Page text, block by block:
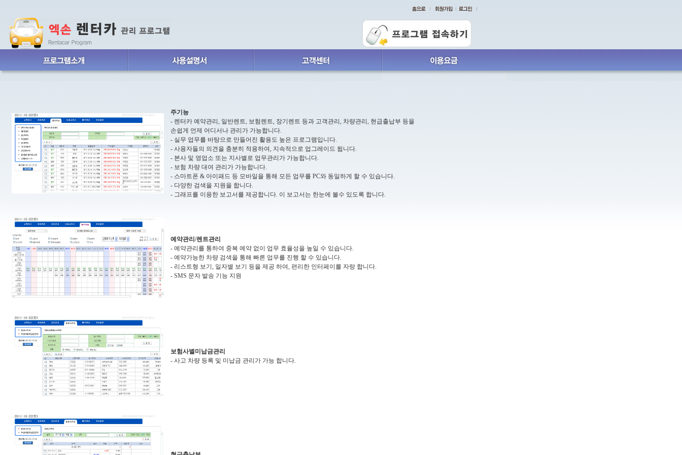
주기능
- 렌터카 예약관리, 일반렌트, 보험렌트, 장기렌트 등과 고객관리, 차량관리, 현급출납부 등을
손쉽게 언제 어디서나 관리가 가능합니다.
- 실무 업무를 바탕으로 만들어진 활용도 높은 프로그램입니다.
- 사용자들의 의견을 충분히 적용하여, 지속적으로 업그레이드 됩니다.
- 본사 및 영업소 또는 지사별로 업무관리가 가능합니다.
- 보험 차량 대여 관리가 가능합니다.
- 스마트폰 & 아이패드 등 모바일을 통해 모든 업무를 PC와 동일하게 할 수 있습니다.
- 다양한 검색을 지원을 합니다.
- 그래프를 이용한 보고서를 제공합니다. 이 보고서는 한눈에 볼수 있도록 합니다.
예약관리/렌트관리
- 예약관리를 통하여 중복 예약 없이 업무 효율성을 높일 수 있습니다.
- 예약가능한 차량 검색을 통해 빠른 업무를 진행 할 수 있습니다.
- 리스트형 보기, 일자별 보기 등을 제공 하여, 편리한 인터페이를 자랑 합니다.
- SMS 문자 발송 기능 지원
보험사별미납금관리
- 사고 차량 등록 및 미납금 관리가 가능 합니다.